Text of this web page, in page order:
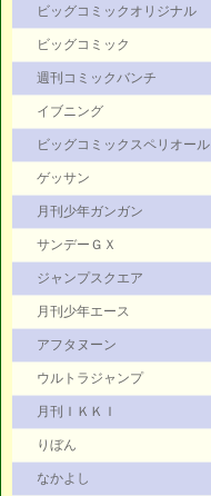
ビッグコミックオリジナル
ビッグコミック
週刊コミックバンチ
イブニング
ビッグコミックスペリオール
ゲッサン
月刊少年ガンガン
サンデーＧＸ
ジャンプスクエア
月刊少年エース
アフタヌーン
ウルトラジャンプ
月刊ＩＫＫＩ
りぼん
なかよし